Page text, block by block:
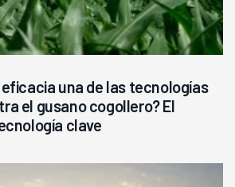
una de las tecnologías
el gusano cogollero? El
clave